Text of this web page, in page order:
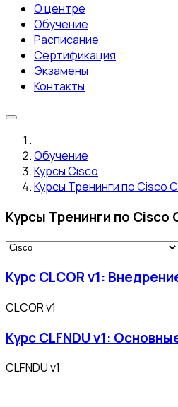
О центре
Обучение
Расписание
Сертификация
Экзамены
Контакты
Обучение
Курсы Cisco
Курсы Тренинги по Cisco
Курсы Тренинги по
Курс CLCOR v1:
CLCOR v1
Курс CLFNDU v1:
CLFNDU v1